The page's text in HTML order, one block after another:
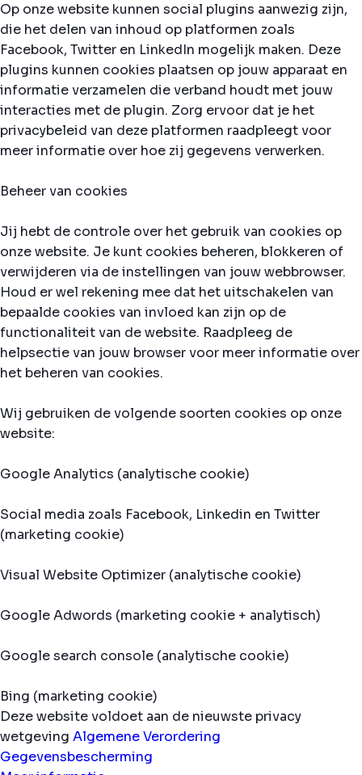
Op onze website kunnen social plugins aanwezig zijn,
die het delen van inhoud op platformen zoals
Facebook, Twitter en LinkedIn mogelijk maken. Deze
plugins kunnen cookies plaatsen op jouw apparaat en
informatie verzamelen die verband houdt met jouw
interacties met de plugin. Zorg ervoor dat je het
privacybeleid van deze platformen raadpleegt voor
meer informatie over hoe zij gegevens verwerken.
Beheer van cookies
Jij hebt de controle over het gebruik van cookies op
onze website. Je kunt cookies beheren, blokkeren of
verwijderen via de instellingen van jouw webbrowser.
Houd er wel rekening mee dat het uitschakelen van
bepaalde cookies van invloed kan zijn op de
functionaliteit van de website. Raadpleeg de
helpsectie van jouw browser voor meer informatie over
het beheren van cookies.
Wij gebruiken de volgende soorten cookies op onze
website:
Google Analytics (analytische cookie)
Social media zoals Facebook, Linkedin en Twitter
(marketing cookie)
Visual Website Optimizer (analytische cookie)
Google Adwords (marketing cookie + analytisch)
Google search console (analytische cookie)
Bing (marketing cookie)
Deze website voldoet aan de nieuwste privacy
wetgeving Algemene Verordering
Gegevensbescherming